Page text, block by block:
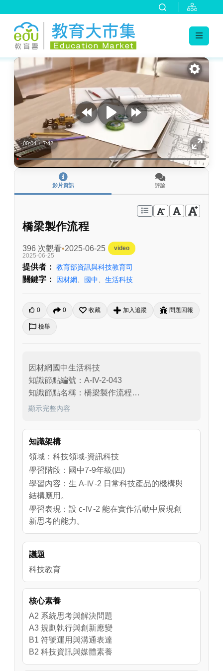
:::
00:04 / 7:42
影片資訊 評論
橋梁製作流程
396 次觀看 2025-06-25
video
2025-06-25
提供者： 教育部資訊與科技教育司
關鍵字： 因材網 國中 生活科技
0 0 收藏 加入追蹤 問題回報
檢舉
因材網國中生活科技
知識節點編號：A-IV-2-043
知識節點名稱：橋梁製作流程
適用年級：七年級
顯示完整內容
知識架構
領域：科技領域-資訊科技
學習階段：國中7-9年級(四)
學習內容：生 A-Ⅳ-2 日常科技產品的機構與
結構應用。
學習表現：設 c-Ⅳ-2 能在實作活動中展現創
新思考的能力。
議題
科技教育
核心素養
A2 系統思考與解決問題
A3 規劃執行與創新應變
B1 符號運用與溝通表達
B2 科技資訊與媒體素養